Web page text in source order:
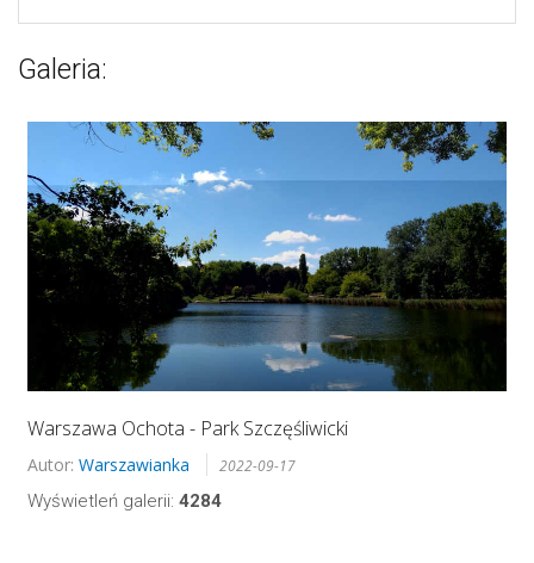
Galeria:
Warszawa Ochota - Park Szczęśliwicki
Autor: Warszawianka 2022-09-17
Wyświetleń galerii: 4284